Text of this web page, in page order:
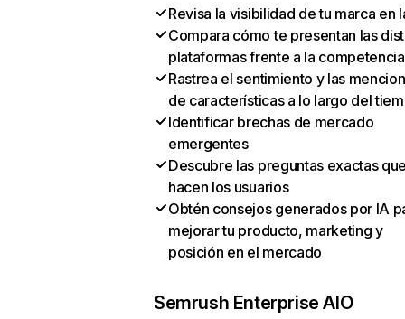
Revisa la visibilidad de tu marca en
Compara cómo te presentan las
plataformas frente a la competencia
Rastrea el sentimiento y las
de características a lo largo del
Identificar brechas de mercado
emergentes
Descubre las preguntas exactas
hacen los usuarios
Obtén consejos generados por IA
mejorar tu producto, marketing y
posición en el mercado
Semrush Enterprise AIO